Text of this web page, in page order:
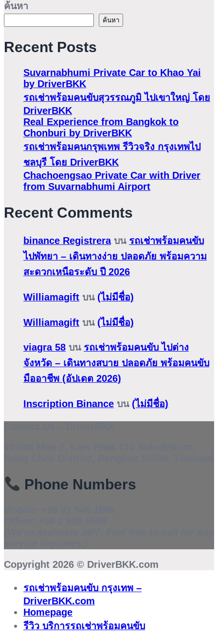
ค้นหา
ค้นหา
Recent Posts
Suvarnabhumi Private Car to Khao Yai
by DriverBKK
รถเช่าพร้อมคนขับสุวรรณภูมิ ไปเขาใหญ่ โดย
DriverBKK
Real Experience from Bangkok to
Chonburi by DriverBKK
รถเช่าพร้อมคนกรุพเทพ รีวิวจริง กรุงเทพไป
ชลบุรี โดย DriverBKK
Chachoengsao Private Car with Driver
from Suvarnabhumi Airport
Recent Comments
binance Registreraบน รถเช่าพร้อมคนขับ
ไปพัทยา – เดินทางง่าย ปลอดภัย พร้อมความ
สะดวกเหนือระดับ ปี 2026
Williamagift บน (ไม่มีชื่อ)
Williamagift บน (ไม่มีชื่อ)
viagra 58 บน รถเช่าพร้อมคนขับ ไปต่าง
จังหวัด – เดินทางสบาย ปลอดภัย พร้อมคนขับ
มืออาชีพ (อัปเดต 2026)
Inscription Binance บน (ไม่มีชื่อ)
Phone Numbers
Copyright 2026 © DriverBKK.com
รถเช่าพร้อมคนขับ กรุงเทพ –
DriverBKK.com
Homepage
รีวิว บริการรถเช่าพร้อมคนขับ